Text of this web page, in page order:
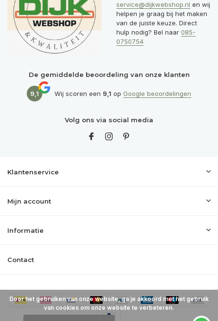
service@dijkwebshop.nl en wij
helpen je graag bij het maken
van de juiste keuze. Direct
hulp nodig? Bel naar 085-
0750754
De gemiddelde beoordeling van onze klanten
9,1 Wij scoren een 9,1 op Google beoordelingen
Volg ons via social media
Klantenservice
Mijn account
Informatie
Contact
Door het gebruiken van onze website, ga je akkoord met het gebruik
van cookies om onze website te verbeteren.